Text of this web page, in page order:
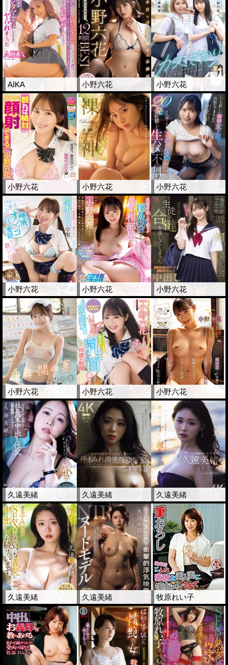
AIKA 小野六花 小野六花
小野六花 小野六花 小野六花
小野六花 小野六花 小野六花
小野六花 小野六花 小野六花
久遠美緒 久遠美緒 久遠美緒
久遠美緒 久遠美緒 牧原れい子